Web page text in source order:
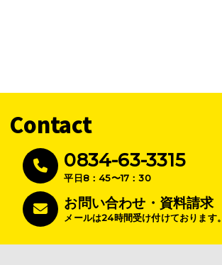
Contact
0834-63-3315
平日8：45〜17：30
お問い合わせ・資料請求
メールは24時間受け付けております。